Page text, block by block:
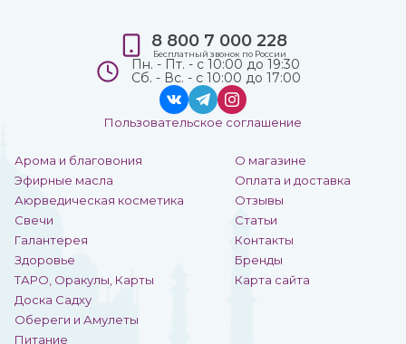
Арома и благовония
Эфирные масла
Аюрведическая косметика
Свечи
Галантерея
Здоровье
ТАРО, Оракулы, Карты
Доска Садху
Обереги и Амулеты
Питание
О магазине
Оплата и доставка
Отзывы
Статьи
Контакты
Бренды
Карта сайта
8 800 7 000 228
Бесплатный звонок по России
Пн. - Пт. - с 10:00 до 19:30
Сб. - Вс. - с 10:00 до 17:00
Пользовательское соглашение